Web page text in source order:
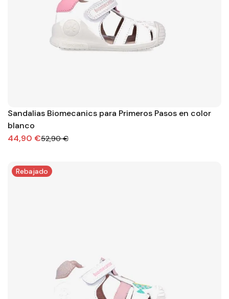
Sandalias Biomecanics para Primeros Pasos en color
blanco
44,90 €52,90 €
Rebajado